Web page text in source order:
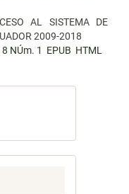
AL SISTEMA DE
2009-2018
NÚm. 1 EPUB HTML